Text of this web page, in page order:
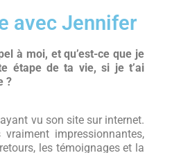
avec Jennifer
à moi, et qu’est-ce que je
étape de ta vie, si je t’ai
?
vu son site sur internet.
impressionnantes,
les témoignages et la